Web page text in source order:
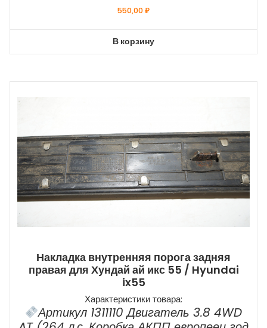
550,00₽
В корзину
Накладка внутренняя порога задняя
правая для Хундай ай икс 55 / Hyundai
ix55
Характеристики товара:
Артикул 1311110 Двигатель 3.8 4WD